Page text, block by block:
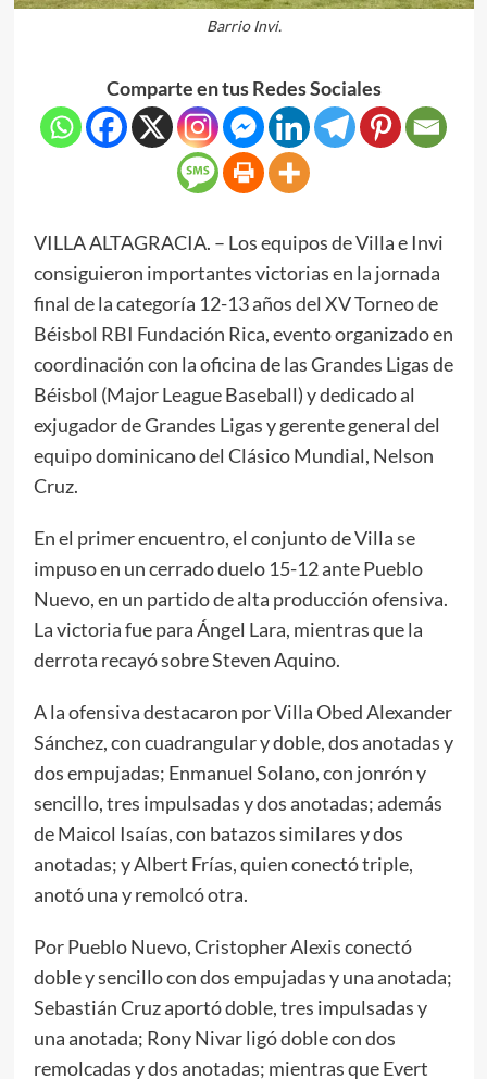
Barrio Invi.
Comparte en tus Redes Sociales
VILLA ALTAGRACIA. – Los equipos de Villa e Invi
consiguieron importantes victorias en la jornada
final de la categoría 12-13 años del XV Torneo de
Béisbol RBI Fundación Rica, evento organizado en
coordinación con la oficina de las Grandes Ligas de
Béisbol (Major League Baseball) y dedicado al
exjugador de Grandes Ligas y gerente general del
equipo dominicano del Clásico Mundial, Nelson
Cruz.
En el primer encuentro, el conjunto de Villa se
impuso en un cerrado duelo 15-12 ante Pueblo
Nuevo, en un partido de alta producción ofensiva.
La victoria fue para Ángel Lara, mientras que la
derrota recayó sobre Steven Aquino.
A la ofensiva destacaron por Villa Obed Alexander
Sánchez, con cuadrangular y doble, dos anotadas y
dos empujadas; Enmanuel Solano, con jonrón y
sencillo, tres impulsadas y dos anotadas; además
de Maicol Isaías, con batazos similares y dos
anotadas; y Albert Frías, quien conectó triple,
anotó una y remolcó otra.
Por Pueblo Nuevo, Cristopher Alexis conectó
doble y sencillo con dos empujadas y una anotada;
Sebastián Cruz aportó doble, tres impulsadas y
una anotada; Rony Nivar ligó doble con dos
remolcadas y dos anotadas; mientras que Evert